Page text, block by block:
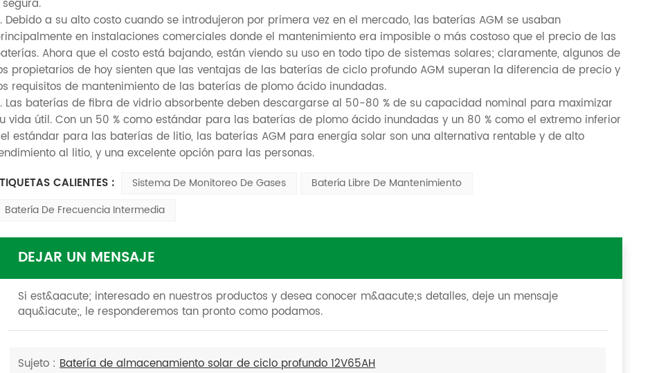
Debido a su alto costo cuando se introdujeron por primera vez en el mercado, las baterías AGM se usaban
en instalaciones comerciales donde el mantenimiento era imposible o más costoso que el precio de las
Ahora que el costo está bajando, están viendo su uso en todo tipo de sistemas solares; claramente, algunos de
propietarios de hoy sienten que las ventajas de las baterías de ciclo profundo AGM superan la diferencia de precio y
requisitos de mantenimiento de las baterías de plomo ácido inundadas.
Las baterías de fibra de vidrio absorbente deben descargarse al 50-80 % de su capacidad nominal para maximizar
vida útil. Con un 50 % como estándar para las baterías de plomo ácido inundadas y un 80 % como el extremo inferior
estándar para las baterías de litio, las baterías AGM para energía solar son una alternativa rentable y de alto
al litio, y una excelente opción para las personas.
CALIENTES :
Sistema De Monitoreo De Gases
Batería Libre De Mantenimiento
Batería De Frecuencia Intermedia
DEJAR UN MENSAJE
Si est&aacute; interesado en nuestros productos y desea conocer m&aacute;s detalles, deje un mensaje
aqu&iacute;, le responderemos tan pronto como podamos.
Sujeto :Batería de almacenamiento solar de ciclo profundo 12V65AH